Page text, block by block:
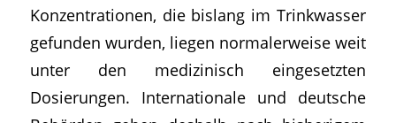
Konzentrationen, die bislang im Trinkwasser
gefunden wurden, liegen normalerweise weit
unter den medizinisch eingesetzten
Dosierungen. Internationale und deutsche